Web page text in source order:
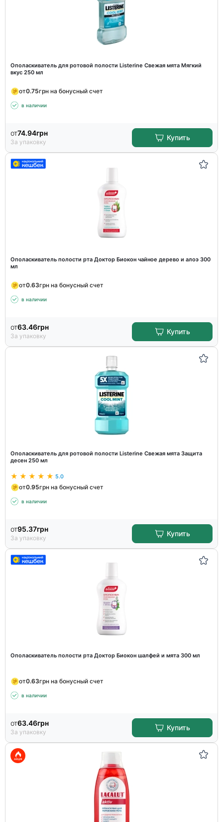
Ополаскиватель для ротовой полости Listerine Свежая мята Мягкий
вкус 250 мл
от0.75грн на бонусный счет
в наличии
от74.94грн
За упаковку
Купить
Ополаскиватель полости рта Доктор Биокон чайное дерево и алоэ 300
мл
от0.63грн на бонусный счет
в наличии
от63.46грн
За упаковку
Купить
Ополаскиватель для ротовой полости Listerine Свежая мята Защита
десен 250 мл
5.0
от0.95грн на бонусный счет
в наличии
от95.37грн
За упаковку
Купить
Ополаскиватель полости рта Доктор Биокон шалфей и мята 300 мл
от0.63грн на бонусный счет
в наличии
от63.46грн
За упаковку
Купить